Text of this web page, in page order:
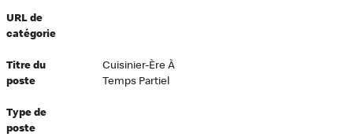
URL de
catégorie
Titre du
poste
Cuisinier-Ère À
Temps Partiel
Type de
poste